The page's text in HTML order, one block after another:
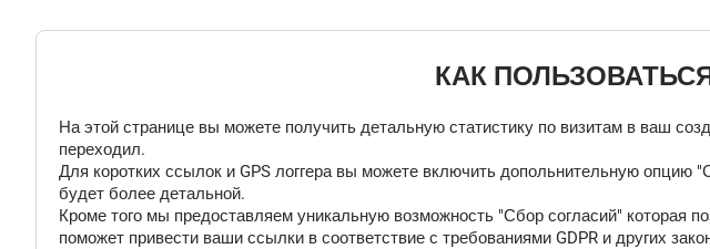
КАК
На этой странице вы можете получить детальную статистику по визитам в ваш
переходил.
Для коротких ссылок и GPS логгера вы можете включить допольнительную
будет более детальной.
Кроме того мы предоставляем уникальную возможность "Сбор согласий" которая
поможет привести ваши ссылки в соответствие с требованиями GDPR и других